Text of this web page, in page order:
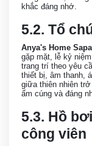
khắc đáng nhớ.
5.2. Tổ
Anya's Home Sapa
gặp mặt, lễ kỷ
trang trí theo yêu
thiết bị, âm thanh,
giữa thiên nhiên
ấm cúng và đáng
5.3. Hồ
công viên